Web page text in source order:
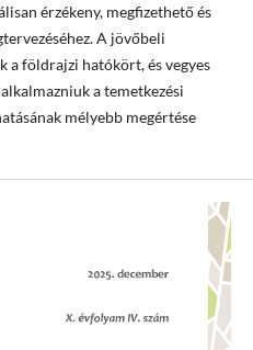
érzékeny, megfizethető és
A jövőbeli
a földrajzi hatókört, és vegyes
a temetkezési
mélyebb megértése